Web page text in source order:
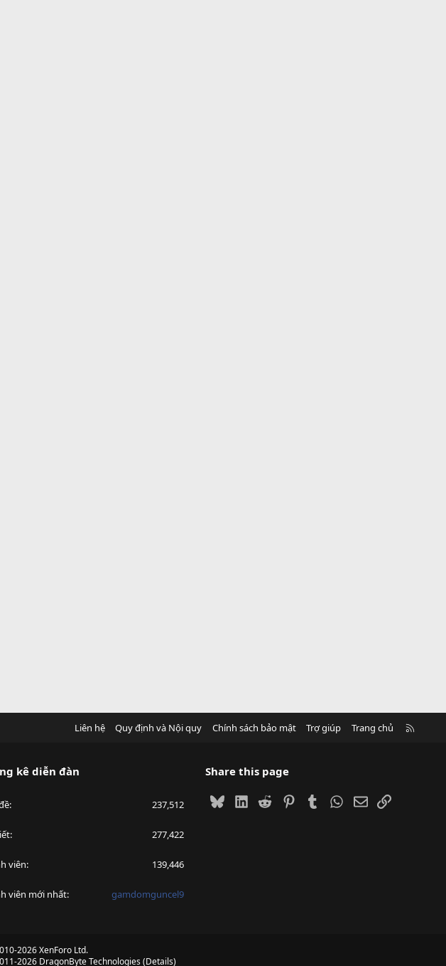
Liên hệ Quy định và Nội quy Chính sách bảo mật Trợ giúp Trang chủ
kê diễn đàn
237,512
277,422
viên 139,446
viên mới nhất gamdomguncel9
Share this page
BlueskyLinkedIn
Reddit PinterestTumblrWhatsApp
EmailLink
2026 XenForo Ltd.
2026 DragonByte Technologies(Details)